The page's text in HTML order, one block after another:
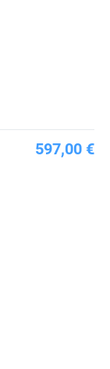
597,00 €